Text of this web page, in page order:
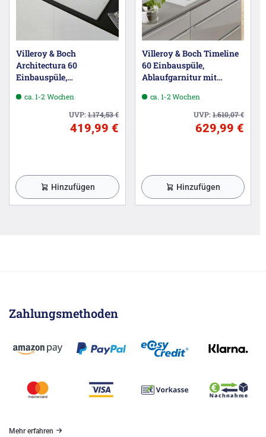
Villeroy & Boch
Architectura 60
Einbauspüle,
Handbetätigung,
ca. 1-2 Wochen
UVP:1.174,53€
419,99 €
Hinzufügen
Villeroy & Boch Timeline
60 Einbauspüle,
Ablaufgarnitur mit
reversibel
ca. 1-2 Wochen
UVP:1.610,07€
629,99 €
Hinzufügen
Zahlungsmethoden
Mehr erfahren